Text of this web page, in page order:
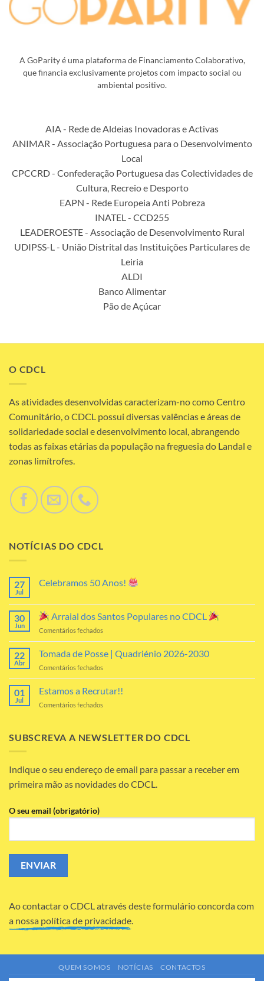
A GoParity é uma plataforma de Financiamento Colaborativo,
que financia exclusivamente projetos com impacto social ou
ambiental positivo.
AIA - Rede de Aldeias Inovadoras e Activas
ANIMAR - Associação Portuguesa para o Desenvolvimento
Local
CPCCRD - Confederação Portuguesa das Colectividades de
Cultura, Recreio e Desporto
EAPN - Rede Europeia Anti Pobreza
INATEL - CCD255
LEADEROESTE - Associação de Desenvolvimento Rural
UDIPSS-L - União Distrital das Instituições Particulares de
Leiria
ALDI
Banco Alimentar
Pão de Açúcar
O CDCL
As atividades desenvolvidas caracterizam-no como Centro
Comunitário, o CDCL possui diversas valências e áreas de
solidariedade social e desenvolvimento local, abrangendo
todas as faixas etárias da população na freguesia do Landal e
zonas limítrofes.
NOTÍCIAS DO CDCL
27
Jul
Celebramos 50 Anos!
comentários
em
Celebramos
Anos!
30
Jun
Arraial dos Santos Populares no CDCL
Comentários fechados
Arraial
dos
Santos
Populares
no
22
Abr
Tomada de Posse | Quadriénio 2026-2030
Comentários fechados
Tomada
de
Posse
|
2030
01
Jul
Estamos a Recrutar!!
Comentários fechados
Recrutar!!
SUBSCREVA A NEWSLETTER DO CDCL
Indique o seu endereço de email para passar a receber em
primeira mão as novidades do CDCL.
O seu email (obrigatório)
Ao contactar o CDCL através deste formulário concorda com
a nossa política de privacidade.
QUEM SOMOS NOTÍCIAS CONTACTOS